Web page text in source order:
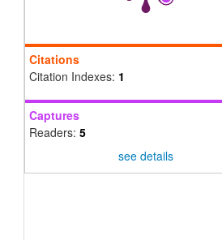
Citations
Citation Indexes: 1
Captures
Readers: 5
see details